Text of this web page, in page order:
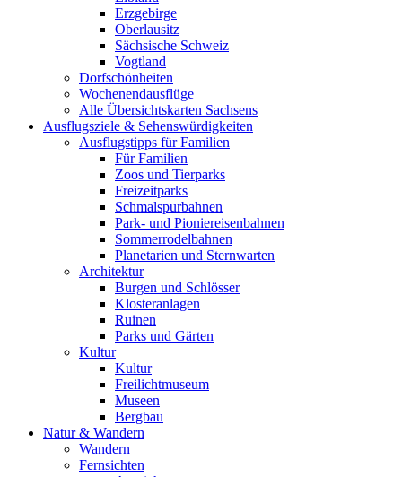
Erzgebirge
Oberlausitz
Sächsische Schweiz
Vogtland
Dorfschönheiten
Wochenendausflüge
Alle Übersichtskarten Sachsens
Ausflugsziele & Sehenswürdigkeiten
Ausflugstipps für Familien
Für Familien
Zoos und Tierparks
Freizeitparks
Schmalspurbahnen
Park- und Pioniereisenbahnen
Sommerrodelbahnen
Planetarien und Sternwarten
Architektur
Burgen und Schlösser
Klosteranlagen
Ruinen
Parks und Gärten
Kultur
Kultur
Freilichtmuseum
Museen
Bergbau
Natur & Wandern
Wandern
Fernsichten